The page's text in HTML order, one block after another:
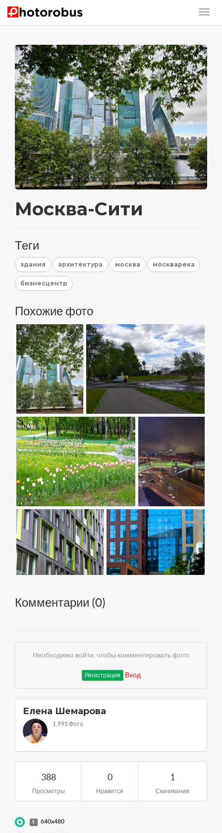
Москва-Сити
Теги
здания архитектура москва москварека
бизнесцентр
Похожие фото
Комментарии (0)
Необходимо войти, чтобы комментировать фото
Регистрация Вход
Елена Шемарова
1,995 Фото
388
Просмотры
0
Нравится
1
Скачивания
S 640x480